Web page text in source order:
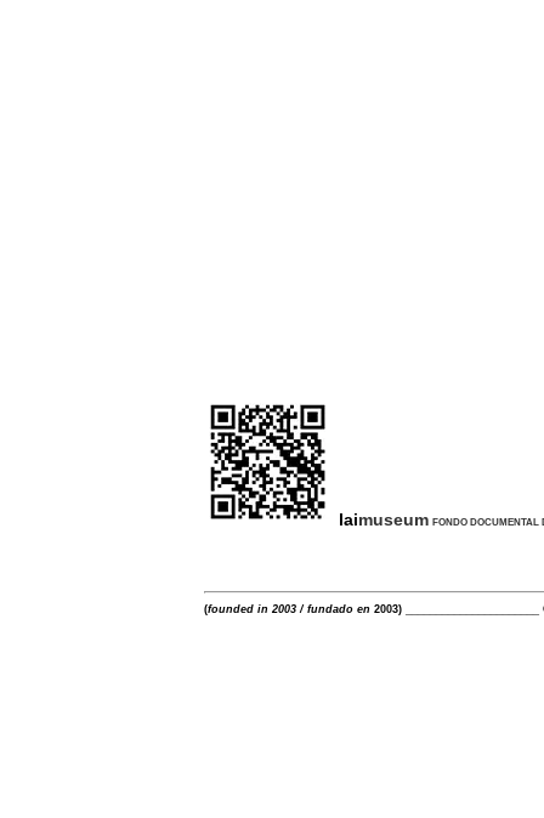
laimuseum FONDO DOCUMENTAL
(founded in 2003 / fundado en 2003)